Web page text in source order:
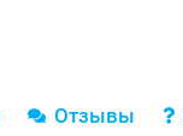
Отзывы